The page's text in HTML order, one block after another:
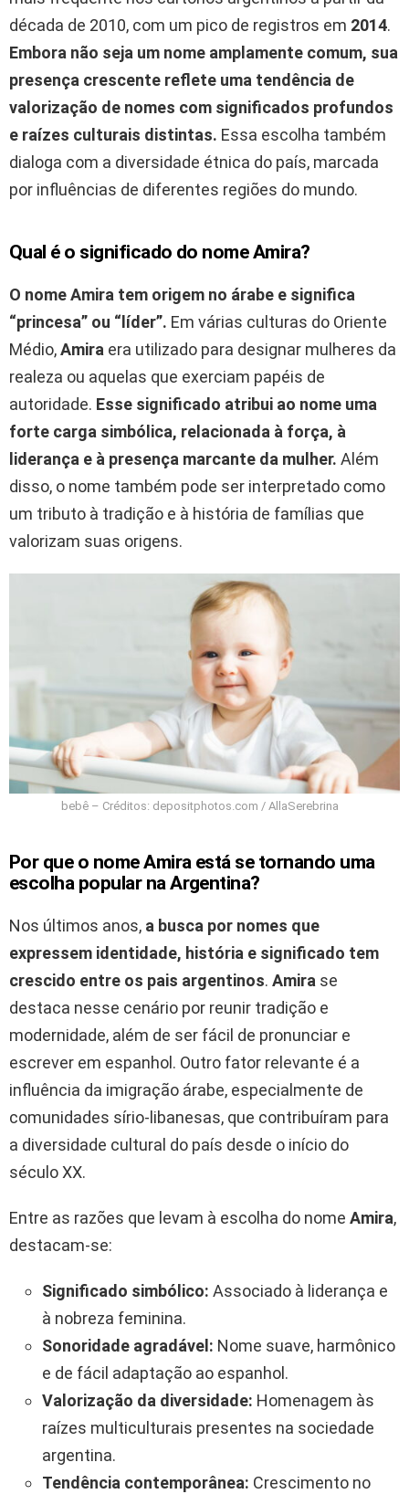
década de 2010, com um pico de registros em 2014.
Embora não seja um nome amplamente comum, sua
presença crescente reflete uma tendência de
valorização de nomes com significados profundos
e raízes culturais distintas. Essa escolha também
dialoga com a diversidade étnica do país, marcada
por influências de diferentes regiões do mundo.
Qual é o significado do nome Amira?
O nome Amira tem origem no árabe e significa
“princesa” ou “líder”. Em várias culturas do Oriente
Médio,Amira era utilizado para designar mulheres da
realeza ou aquelas que exerciam papéis de
autoridade. Esse significado atribui ao nome uma
forte carga simbólica, relacionada à força, à
liderança e à presença marcante da mulher. Além
disso, o nome também pode ser interpretado como
um tributo à tradição e à história de famílias que
valorizam suas origens.
bebê – Créditos: depositphotos.com / AllaSerebrina
Por que o nome Amira está se tornando uma
escolha popular na Argentina?
Nos últimos anos, a busca por nomes que
expressem identidade, história e significado tem
crescido entre os pais argentinos. Amira se
destaca nesse cenário por reunir tradição e
modernidade, além de ser fácil de pronunciar e
escrever em espanhol. Outro fator relevante é a
influência da imigração árabe, especialmente de
comunidades sírio-libanesas, que contribuíram para
a diversidade cultural do país desde o início do
século XX.
Entre as razões que levam à escolha do nome Amira,
destacam-se:
Significado simbólico: Associado à liderança e
à nobreza feminina.
Sonoridade agradável: Nome suave, harmônico
e de fácil adaptação ao espanhol.
Valorização da diversidade: Homenagem às
raízes multiculturais presentes na sociedade
argentina.
Tendência contemporânea: Crescimento no